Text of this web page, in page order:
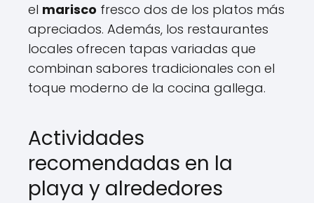
el marisco fresco dos de los platos más
apreciados. Además, los restaurantes
locales ofrecen tapas variadas que
combinan sabores tradicionales con el
toque moderno de la cocina gallega.
Actividades
recomendadas en la
playa y alrededores